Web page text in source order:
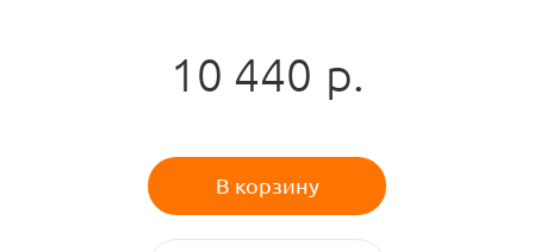
10 440 р.
В корзину